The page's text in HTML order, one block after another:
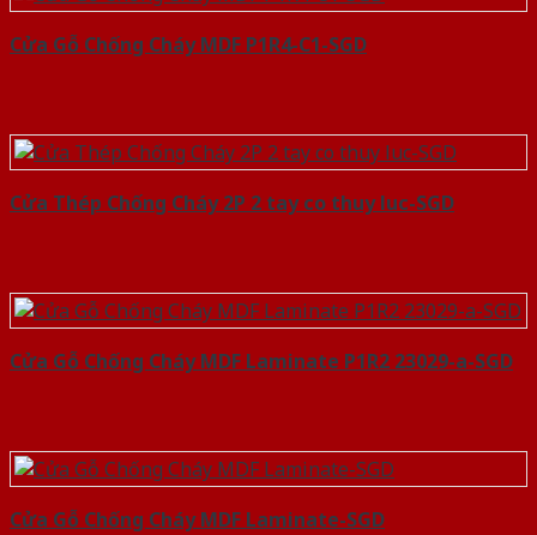
Cửa Gỗ Chống Cháy MDF P1R4-C1-SGD
Cửa Thép Chống Cháy 2P 2 tay co thuy luc-SGD
Cửa Gỗ Chống Cháy MDF Laminate P1R2 23029-a-SGD
Cửa Gỗ Chống Cháy MDF Laminate-SGD